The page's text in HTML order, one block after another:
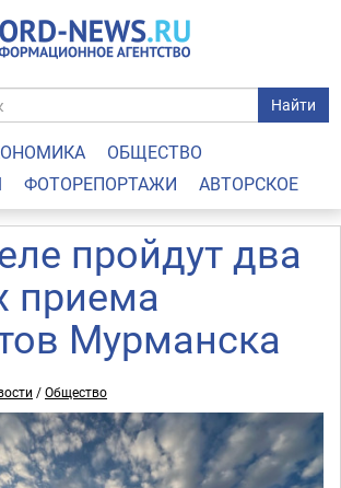
Найти
ОБЩЕСТВО
ФОТОРЕПОРТАЖИ АВТОРСКОЕ
пройдут два
приема
Мурманска
/Общество